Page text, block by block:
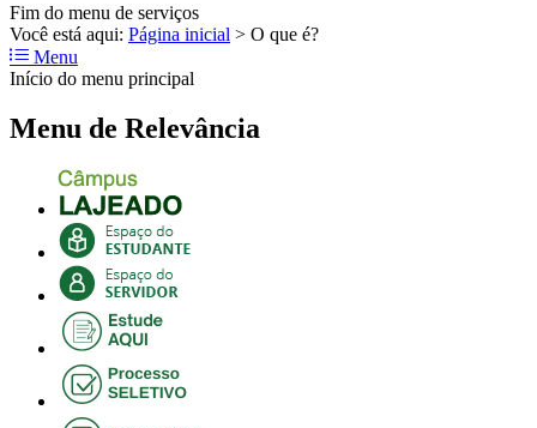
Fim do menu de serviços
Você está aqui: Página inicial > O que é?
Menu
Início do menu principal
Menu de Relevância